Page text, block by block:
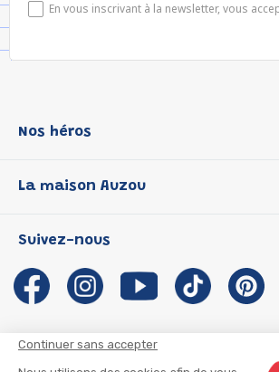
Continuer sans accepter
En vous inscrivant à la newsletter, vous
Nos héros
P'tit Loup
Les Influenceuses
Migali
Petite Taupe
La maison Auzou
Notre histoire
Auzou s'engage
Auteurs et illustrateurs Auzou
Suivez-nous